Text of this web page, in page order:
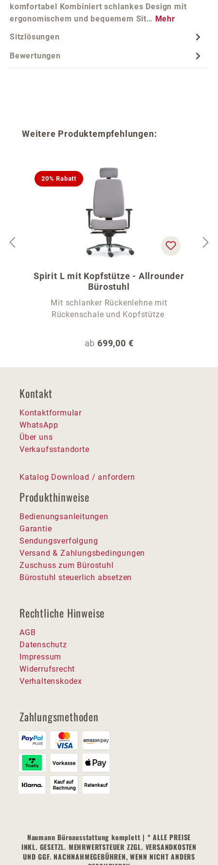
komfortabel Kombiniert schlankes Design mit
ergonomischem und bequemem Sit… Mehr
Sitzlösungen
Bewertungen
Produktgalerie überspringen
Weitere Produktempfehlungen:
20% Rabatt
Spirit L mit Kopfstütze - Allrounder
Bürostuhl
Mit schlanker Rückenlehne mit
Rückenschale und Kopfstütze
Regulärer Preis:
ab 699,00 €
Kontakt
Kontaktformular
WhatsApp
Über uns
Verkaufsstandorte
Katalog Download / anfordern
Produkthinweise
Bedienungsanleitungen
Garantie
Sendungsverfolgung
Versand & Zahlungsbedingungen
Zuschuss zum Bürostuhl
Bürostuhl steuerlich absetzen
Rechtliche Hinweise
AGB
Datenschutz
Impressum
Widerrufsrecht
Verhaltenskodex
Zahlungsmethoden
Naumann Büroausstattung komplett | * ALLE PREISE
INKL. GESETZL. MEHRWERTSTEUER ZZGL. VERSANDKOSTEN
UND GGF. NACHNAHMEGEBÜHREN, WENN NICHT ANDERS